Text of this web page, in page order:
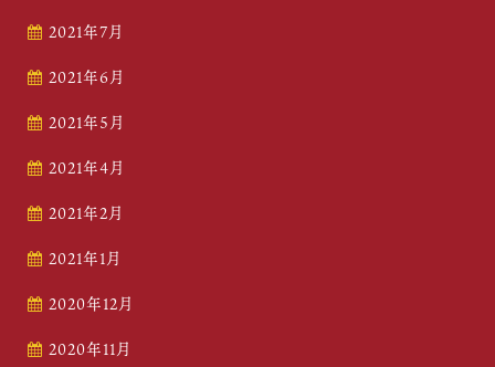
2021年7月
2021年6月
2021年5月
2021年4月
2021年2月
2021年1月
2020年12月
2020年11月